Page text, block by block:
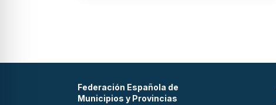
Federación Española de
Municipios y Provincias